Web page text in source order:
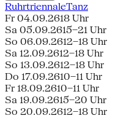
RuhrtriennaleTanz
Fr 04.09.2618 Uhr
Sa 05.09.2615–21 Uhr
So 06.09.2612–18 Uhr
Sa 12.09.2612–18 Uhr
So 13.09.2612–18 Uhr
Do 17.09.2610–11 Uhr
Fr 18.09.2610–11 Uhr
Sa 19.09.2615–20 Uhr
So 20.09.2612–18 Uhr